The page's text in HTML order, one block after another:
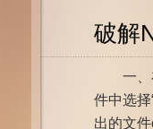
破解
一、在
件中选
出的文